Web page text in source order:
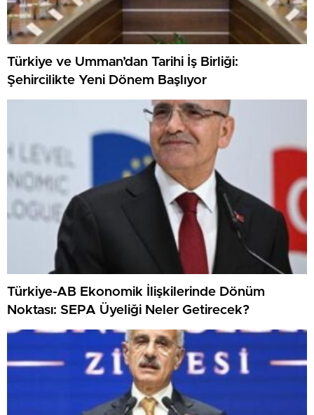
Türkiye ve Umman’dan Tarihi İş Birliği:
Şehircilikte Yeni Dönem Başlıyor
Türkiye-AB Ekonomik İlişkilerinde Dönüm
Noktası: SEPA Üyeliği Neler Getirecek?